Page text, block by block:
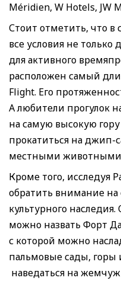
Méridien, W Hotels, JW
Стоит отметить, что в
все условия не только
для активного
расположен самый
Flight. Его
А любители прогулок
на самую высокую
прокатиться на джип-
местными
Кроме того, исследуя
обратить внимание на
культурного
можно назвать Форт
с которой можно
пальмовые сады, горы
наведаться на